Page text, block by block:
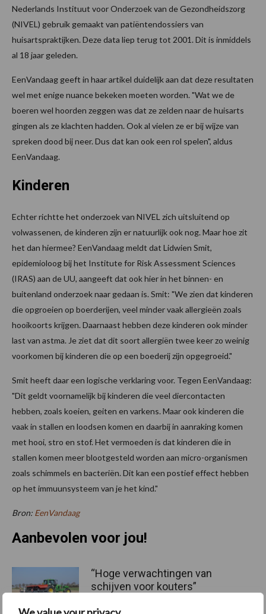
Nederlands Instituut voor Onderzoek van de Gezondheidszorg
(NIVEL) gebruik gemaakt van patiëntendossiers van
huisartspraktijken. Deze data liep terug tot 2001. Dit is inmiddels
al 18 jaar geleden.
EenVandaag geeft in haar artikel duidelijk aan dat deze resultaten
wel met enige nuance bekeken moeten worden. "Wat we de
boeren wel hoorden zeggen was dat ze zelden naar de huisarts
gingen als ze klachten hadden. Ook al vielen ze er bij wijze van
spreken dood bij neer. Dus dat kan ook een rol spelen", aldus
EenVandaag.
Kinderen
Echter richtte het onderzoek van NIVEL zich uitsluitend op
volwassenen, de kinderen zijn er natuurlijk ook nog. Maar hoe zit
het dan hiermee? EenVandaag meldt dat Lidwien Smit,
epidemioloog bij het Institute for Risk Assessment Sciences
(IRAS) aan de UU, aangeeft dat ook hier in het binnen- en
buitenland onderzoek naar gedaan is. Smit: "We zien dat kinderen
die opgroeien op boerderijen, veel minder vaak allergieën zoals
hooikoorts krijgen. Daarnaast hebben deze kinderen ook minder
last van astma. Je ziet dat dit soort allergiën twee keer zo weinig
voorkomen bij kinderen die op een boederij zijn opgegroeid."
Smit heeft daar een logische verklaring voor. Tegen EenVandaag:
"Dit geldt voornamelijk bij kinderen die veel diercontacten
hebben, zoals koeien, geiten en varkens. Maar ook kinderen die
vaak in stallen en loodsen komen en daarbij in aanraking komen
met hooi, stro en stof. Het vermoeden is dat kinderen die in
stallen komen meer blootgesteld worden aan micro-organismen
zoals schimmels en bacteriën. Dit kan een postief effect hebben
op het immuunsysteem van je het kind."
Bron: EenVandaag
Aanbevolen voor jou!
“Hoge verwachtingen van
schijven voor kouters”